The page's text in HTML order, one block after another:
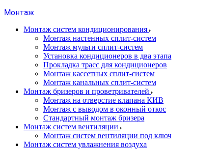
Монтаж
Монтаж систем кондиционирования
Монтаж настенных сплит-систем
Монтаж мульти сплит-систем
Установка кондиционеров в два этапа
Прокладка трасс для кондиционеров
Монтаж кассетных сплит-систем
Монтаж канальных сплит-систем
Монтаж бризеров и проветривателей
Монтаж на отверстие клапана КИВ
Монтаж с выводом в оконный откос
Стандартный монтаж бризера
Монтаж систем вентиляции
Монтаж систем вентиляции под ключ
Монтаж систем увлажнения воздуха